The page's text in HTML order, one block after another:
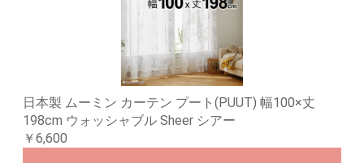
日本製 ムーミン カーテン プート(PUUT) 幅100×丈
198cm ウォッシャブル Sheer シアー
￥6,600